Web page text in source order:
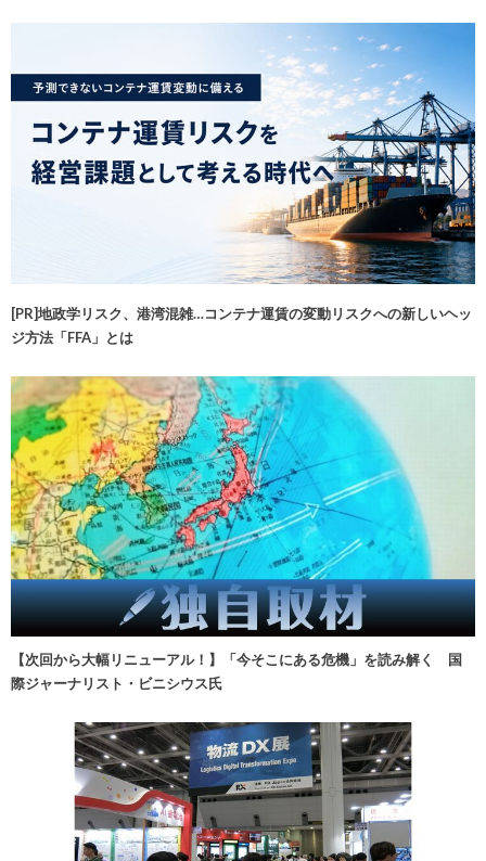
[PR]地政学リスク、港湾混雑…コンテナ運賃の変動リスクへの新しいヘッ
ジ方法「FFA」とは
【次回から大幅リニューアル！】「今そこにある危機」を読み解く 国
際ジャーナリスト・ビニシウス氏